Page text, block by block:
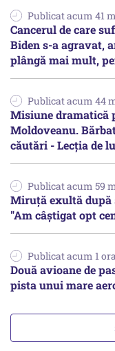
Publicat acum 41
Cancerul de care
Biden s-a agravat,
plângă mai mult,
Publicat acum 44
Misiune dramatică
Moldoveanu.
căutări - Lecția de
Publicat acum 59
Miruță exultă după
"Am câștigat opt
Publicat acum 1
Două avioane de
pista unui mare